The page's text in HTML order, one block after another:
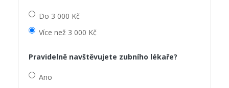
Do 3 000 Kč
Více než 3 000 Kč
Pravidelně navštěvujete zubního lékaře?
Ano